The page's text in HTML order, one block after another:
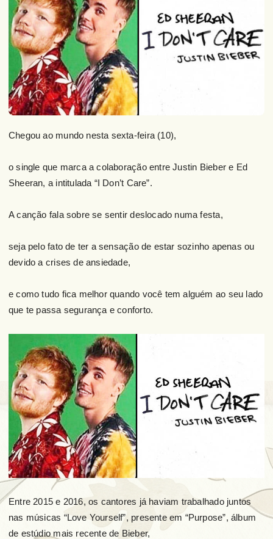
Chegou ao mundo nesta sexta-feira (10),
o single que marca a colaboração entre Justin Bieber e Ed
Sheeran, a intitulada “I Don’t Care”.
A canção fala sobre se sentir deslocado numa festa,
seja pelo fato de ter a sensação de estar sozinho apenas ou
devido a crises de ansiedade,
e como tudo fica melhor quando você tem alguém ao seu lado
que te passa segurança e conforto.
Entre 2015 e 2016, os cantores já haviam trabalhado juntos
nas músicas “Love Yourself”, presente em “Purpose”, álbum
de estúdio mais recente de Bieber,